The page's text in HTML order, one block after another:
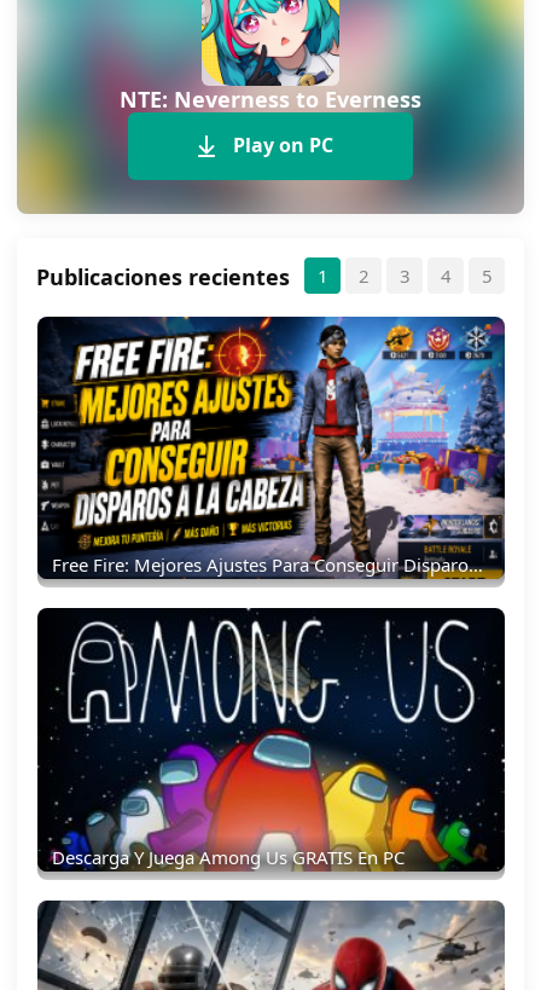
NTE: Neverness to Everness
Play on PC
Publicaciones recientes 1 2 3 4 5
Free Fire: Mejores Ajustes Para Conseguir Disparos A La Cabeza
Descarga Y Juega Among Us GRATIS En PC